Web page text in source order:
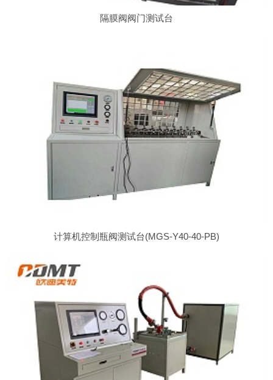
隔膜阀阀门测试台
计算机控制瓶阀测试台(MGS-Y40-40-PB)